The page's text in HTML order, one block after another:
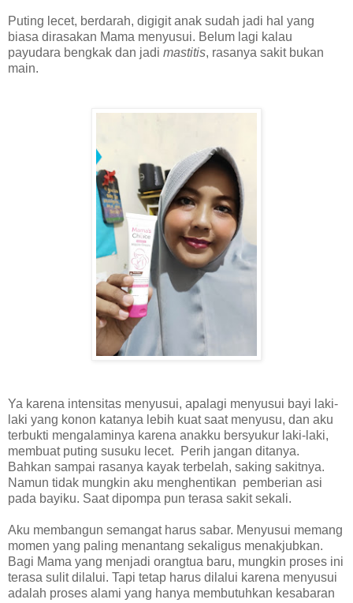
Puting lecet, berdarah, digigit anak sudah jadi hal yang
biasa dirasakan Mama menyusui. Belum lagi kalau
payudara bengkak dan jadi mastitis, rasanya sakit bukan
main.
Ya karena intensitas menyusui, apalagi menyusui bayi laki-
laki yang konon katanya lebih kuat saat menyusu, dan aku
terbukti mengalaminya karena anakku bersyukur laki-laki,
membuat puting susuku lecet. Perih jangan ditanya.
Bahkan sampai rasanya kayak terbelah, saking sakitnya.
Namun tidak mungkin aku menghentikan pemberian asi
pada bayiku. Saat dipompa pun terasa sakit sekali.
Aku membangun semangat harus sabar. Menyusui memang
momen yang paling menantang sekaligus menakjubkan.
Bagi Mama yang menjadi orangtua baru, mungkin proses ini
terasa sulit dilalui. Tapi tetap harus dilalui karena menyusui
adalah proses alami yang hanya membutuhkan kesabaran